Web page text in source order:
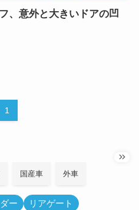
、意外と大きいドアの凹
1
国産車 外車
ー
リアゲート